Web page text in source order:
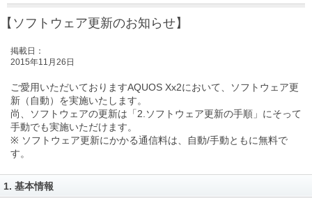
【ソフトウェア更新のお知らせ】
掲載日：
2015年11月26日
ご愛用いただいておりますAQUOS Xx2において、ソフトウェア更
新（自動）を実施いたします。
尚、ソフトウェアの更新は 「2.ソフトウェア更新の手順」 にそって
手動でも実施いただけます。
※ ソフトウェア更新にかかる通信料は、自動/手動ともに無料で
す。
1. 基本情報